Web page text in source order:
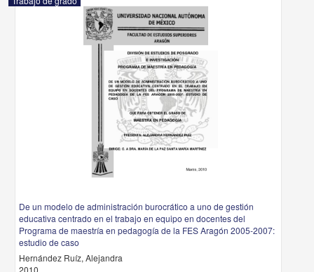
De un modelo de administración burocrático a uno de gestión
educativa centrado en el trabajo en equipo en docentes del
Programa de maestría en pedagogía de la FES Aragón 2005-2007:
estudio de caso
Hernández Ruíz, Alejandra
2010